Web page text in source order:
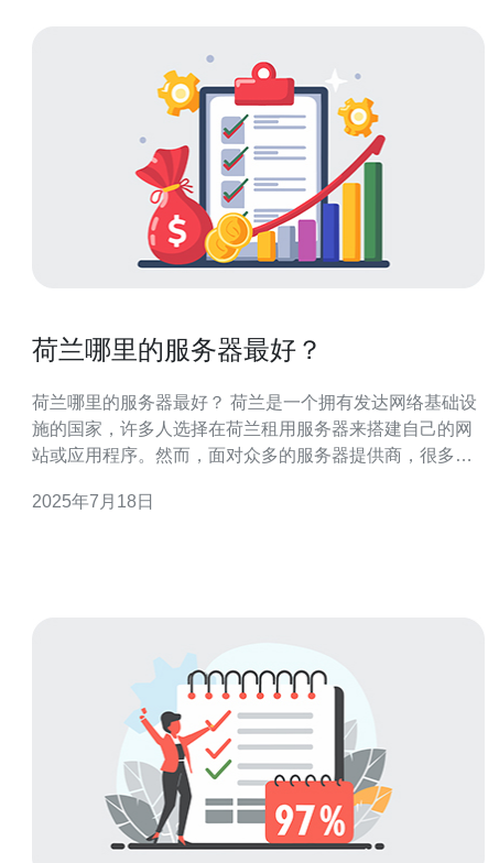
荷兰哪里的服务器最好？
荷兰哪里的服务器最好？ 荷兰是一个拥有发达网络基础设
施的国家，许多人选择在荷兰租用服务器来搭建自己的网
站或应用程序。然而，面对众多的服务器提供商，很多人
器最好，并为您提供一些建议。 首先，选择服务器时最重
2025年7月18日